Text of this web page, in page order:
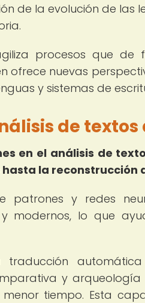
de la evolución de las
procesos que de
ofrece nuevas
y sistemas de
de
en el análisis de
la reconstrucción
patrones y redes
modernos, lo que
y
tiempo. Esta